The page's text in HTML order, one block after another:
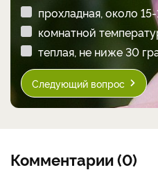
прохладная, около
комнатной
теплая, не ниже 30
Следующий вопрос
Комментарии (0)